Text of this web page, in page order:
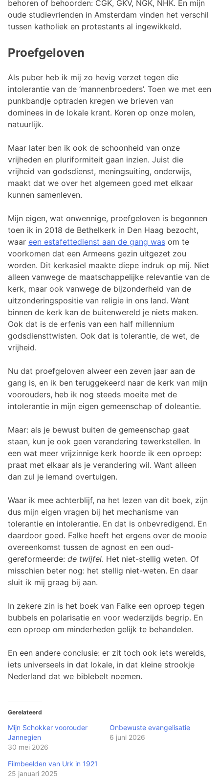
behoren of behoorden: CGK, GKV, NGK, NHK. En mijn
oude studievrienden in Amsterdam vinden het verschil
tussen katholiek en protestants al ingewikkeld.
Proefgeloven
Als puber heb ik mij zo hevig verzet tegen die
intolerantie van de ‘mannenbroeders’. Toen we met een
punkbandje optraden kregen we brieven van
dominees in de lokale krant. Koren op onze molen,
natuurlijk.
Maar later ben ik ook de schoonheid van onze
vrijheden en pluriformiteit gaan inzien. Juist die
vrijheid van godsdienst, meningsuiting, onderwijs,
maakt dat we over het algemeen goed met elkaar
kunnen samenleven.
Mijn eigen, wat onwennige, proefgeloven is begonnen
toen ik in 2018 de Bethelkerk in Den Haag bezocht,
waar een estafettedienst aan de gang was om te
voorkomen dat een Armeens gezin uitgezet zou
worden. Dit kerkasiel maakte diepe indruk op mij. Niet
alleen vanwege de maatschappelijke relevantie van de
kerk, maar ook vanwege de bijzonderheid van de
uitzonderingspositie van religie in ons land. Want
binnen de kerk kan de buitenwereld je niets maken.
Ook dat is de erfenis van een half millennium
godsdiensttwisten. Ook dat is tolerantie, de wet, de
vrijheid.
Nu dat proefgeloven alweer een zeven jaar aan de
gang is, en ik ben teruggekeerd naar de kerk van mijn
voorouders, heb ik nog steeds moeite met de
intolerantie in mijn eigen gemeenschap of doleantie.
Maar: als je bewust buiten de gemeenschap gaat
staan, kun je ook geen verandering tewerkstellen. In
een wat meer vrijzinnige kerk hoorde ik een oproep:
praat met elkaar als je verandering wil. Want alleen
dan zul je iemand overtuigen.
Waar ik mee achterblijf, na het lezen van dit boek, zijn
dus mijn eigen vragen bij het mechanisme van
tolerantie en intolerantie. En dat is onbevredigend. En
daardoor goed. Falke heeft het ergens over de mooie
overeenkomst tussen de agnost en een oud-
gereformeerde: de twijfel. Het niet-stellig weten. Of
misschien beter nog: het stellig niet-weten. En daar
sluit ik mij graag bij aan.
In zekere zin is het boek van Falke een oproep tegen
bubbels en polarisatie en voor wederzijds begrip. En
een oproep om minderheden gelijk te behandelen.
En een andere conclusie: er zit toch ook iets werelds,
iets universeels in dat lokale, in dat kleine strookje
Nederland dat we biblebelt noemen.
Gerelateerd
Mijn Schokker voorouder
Jannegien
30 mei 2026
Onbewuste evangelisatie
6 juni 2026
Filmbeelden van Urk in 1921
25 januari 2025